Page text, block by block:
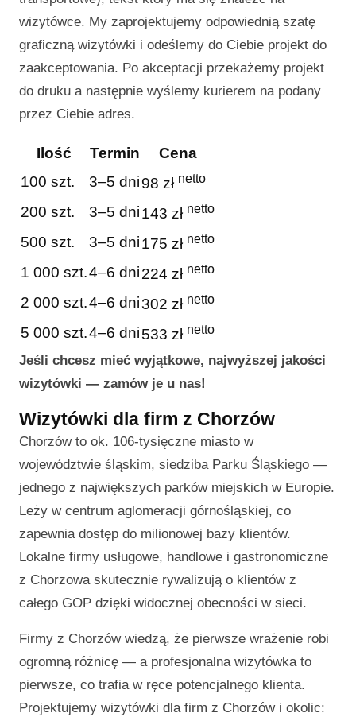
wizytówce. My zaprojektujemy odpowiednią szatę
graficzną wizytówki i odeślemy do Ciebie projekt do
zaakceptowania. Po akceptacji przekażemy projekt
do druku a następnie wyślemy kurierem na podany
przez Ciebie adres.
Ilość Termin
Cena
100 szt.
3–5 dni98 zł netto
200 szt. 3–5 dni143 zł netto
500 szt. 3–5 dni175 zł netto
1 000 szt.4–6 dni224 zł netto
2 000 szt.4–6 dni302 zł netto
5 000 szt.4–6 dni533 zł netto
Jeśli chcesz mieć wyjątkowe, najwyższej jakości
wizytówki — zamów je u nas!
Wizytówki dla firm z Chorzów
Chorzów to ok. 106-tysięczne miasto w
województwie śląskim, siedziba Parku Śląskiego —
jednego z największych parków miejskich w Europie.
Leży w centrum aglomeracji górnośląskiej, co
zapewnia dostęp do milionowej bazy klientów.
Lokalne firmy usługowe, handlowe i gastronomiczne
z Chorzowa skutecznie rywalizują o klientów z
całego GOP dzięki widocznej obecności w sieci.
Firmy z Chorzów wiedzą, że pierwsze wrażenie robi
ogromną różnicę — a profesjonalna wizytówka to
pierwsze, co trafia w ręce potencjalnego klienta.
Projektujemy wizytówki dla firm z Chorzów i okolic: